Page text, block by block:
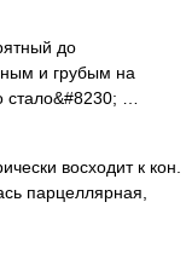
до
и грубым на
стало&#8230; …
восходит к кон.
парцеллярная,